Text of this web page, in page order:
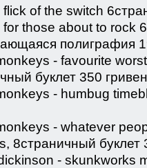
of the switch
those about to rock
полиграфия
- favourite
буклет 350 гривен
- humbug
- whatever
8страничный буклет
- skunkworks